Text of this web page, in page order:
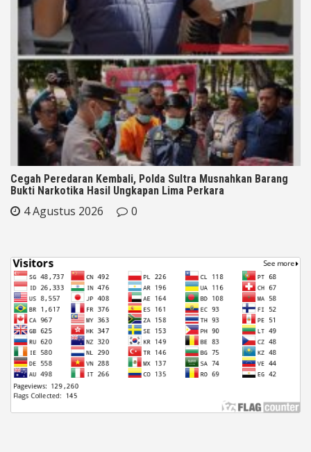
Cegah Peredaran Kembali, Polda Sultra Musnahkan Barang
Bukti Narkotika Hasil Ungkapan Lima Perkara
4 Agustus 2026 0